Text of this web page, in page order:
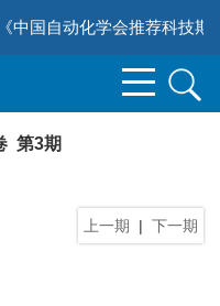
国自动化学会推荐科技期
第3期
上一期 | 下一期